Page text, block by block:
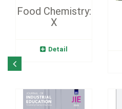
Food Chemistry:
X
Detail